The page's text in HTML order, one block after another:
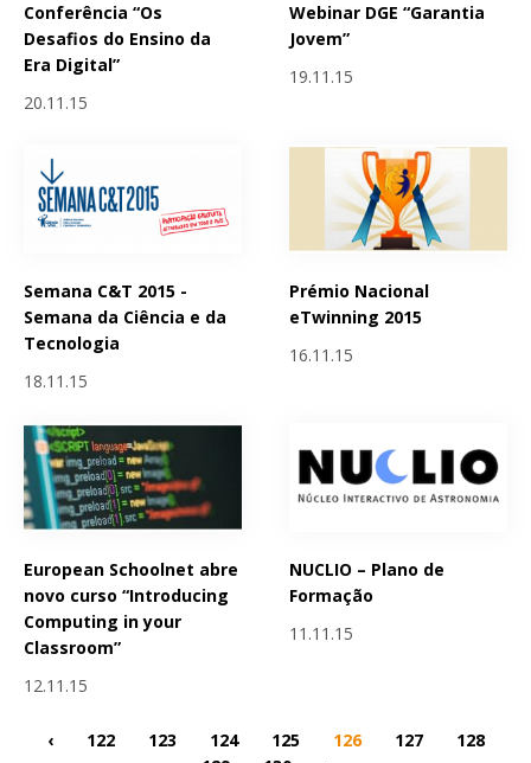
Conferência “Os
Desafios do Ensino da
Era Digital”
20.11.15
Webinar DGE “Garantia
Jovem”
19.11.15
Semana C&T 2015 -
Semana da Ciência e da
Tecnologia
18.11.15
Prémio Nacional
eTwinning 2015
16.11.15
European Schoolnet abre
novo curso “Introducing
Computing in your
Classroom”
12.11.15
NUCLIO – Plano de
Formação
11.11.15
‹ 122 123 124 125 126 127
128